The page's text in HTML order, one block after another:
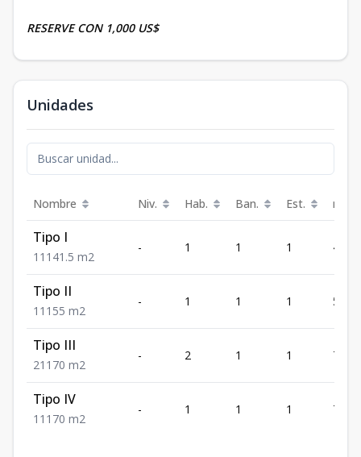
RESERVE CON 1,000 US$
Unidades
Nombre Niv. Hab. Ban. Est. m²
Tipo I
1 1 1 41.5 m2
- 1 1 1 41.5
Tipo II
1 1 1 55 m2
- 1 1 1 55
Tipo III
21 1 70 m2
- 2 1 1 70
Tipo IV
1 1 1 70 m2
- 1 1 1 70